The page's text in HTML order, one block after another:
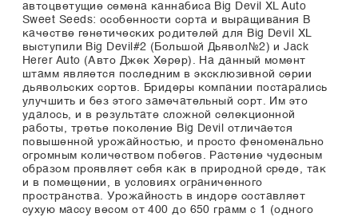
автоцветущие семена каннабиса Big Devil XL Auto
Sweet Seeds: особенности сорта и выращивания В
качестве генетических родителей для Big Devil XL
выступили Big Devil#2 (Большой Дьявол№2) и Jack
Herer Auto (Авто Джек Херер). На данный момент
штамм является последним в эксклюзивной серии
дьявольских сортов. Бридеры компании постарались
улучшить и без этого замечательный сорт. Им это
удалось, и в результате сложной селекционной
работы, третье поколение Big Devil отличается
повышенной урожайностью, и просто феноменально
огромным количеством побегов. Растение чудесным
образом проявляет себя как в природной среде, так
и в помещении, в условиях ограниченного
пространства. Урожайность в индоре составляет
сухую массу весом от 400 до 650 грамм с 1 (одного